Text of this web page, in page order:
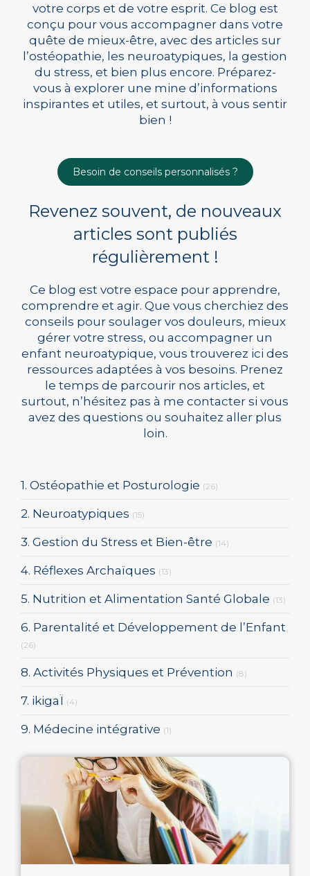
votre corps et de votre esprit. Ce blog est
conçu pour vous accompagner dans votre
quête de mieux-être, avec des articles sur
l’ostéopathie, les neuroatypiques, la gestion
du stress, et bien plus encore. Préparez-
vous à explorer une mine d’informations
inspirantes et utiles, et surtout, à vous sentir
bien !
Besoin de conseils personnalisés ?
Revenez souvent, de nouveaux
articles sont publiés
régulièrement !
Ce blog est votre espace pour apprendre,
comprendre et agir. Que vous cherchiez des
conseils pour soulager vos douleurs, mieux
gérer votre stress, ou accompagner un
enfant neuroatypique, vous trouverez ici des
ressources adaptées à vos besoins. Prenez
le temps de parcourir nos articles, et
surtout, n’hésitez pas à me contacter si vous
avez des questions ou souhaitez aller plus
loin.
1. Ostéopathie et Posturologie (26)
2. Neuroatypiques (15)
3. Gestion du Stress et Bien-être (14)
4. Réflexes Archaïques (13)
5. Nutrition et Alimentation Santé Globale (13)
6. Parentalité et Développement de l’Enfant
(26)
8. Activités Physiques et Prévention (8)
7. ikigaÏ (4)
9. Médecine intégrative (1)